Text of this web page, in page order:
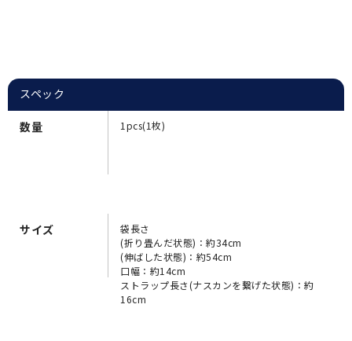
スペック
数量 1pcs(1枚)
サイズ
袋長さ
(折り畳んだ状態)：約34cm
(伸ばした状態)：約54cm
口幅：約14cm
ストラップ長さ(ナスカンを繋げた状態)：約
16cm